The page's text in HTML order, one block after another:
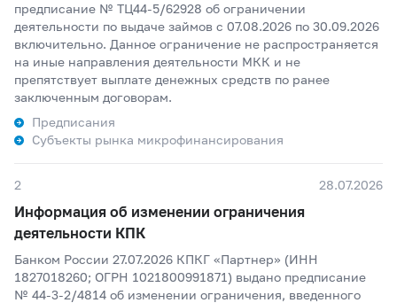
предписание № ТЦ44-5/62928 об ограничении
деятельности по выдаче займов с 07.08.2026 по 30.09.2026
включительно. Данное ограничение не распространяется
на иные направления деятельности МКК и не
препятствует выплате денежных средств по ранее
заключенным договорам.
Предписания
Субъекты рынка микрофинансирования
2 28.07.2026
Информация об изменении ограничения
деятельности КПК
Банком России 27.07.2026 КПКГ «Партнер» (ИНН
1827018260; ОГРН 1021800991871) выдано предписание
№ 44-3-2/4814 об изменении ограничения, введенного